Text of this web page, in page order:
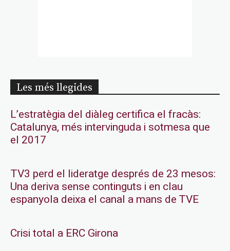
Les més llegides
L’estratègia del diàleg certifica el fracàs:
Catalunya, més intervinguda i sotmesa que
el 2017
TV3 perd el lideratge després de 23 mesos:
Una deriva sense continguts i en clau
espanyola deixa el canal a mans de TVE
Crisi total a ERC Girona